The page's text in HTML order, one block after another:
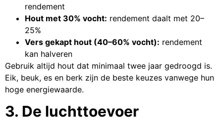
rendement
Hout met 30% vocht: rendement daalt met 20–
25%
Vers gekapt hout (40–60% vocht): rendement
kan halveren
Gebruik altijd hout dat minimaal twee jaar gedroogd is.
Eik, beuk, es en berk zijn de beste keuzes vanwege hun
hoge energiewaarde.
3. De luchttoevoer